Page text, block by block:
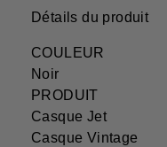
Détails du produit
COULEUR
Noir
PRODUIT
Casque Jet
Casque Vintage